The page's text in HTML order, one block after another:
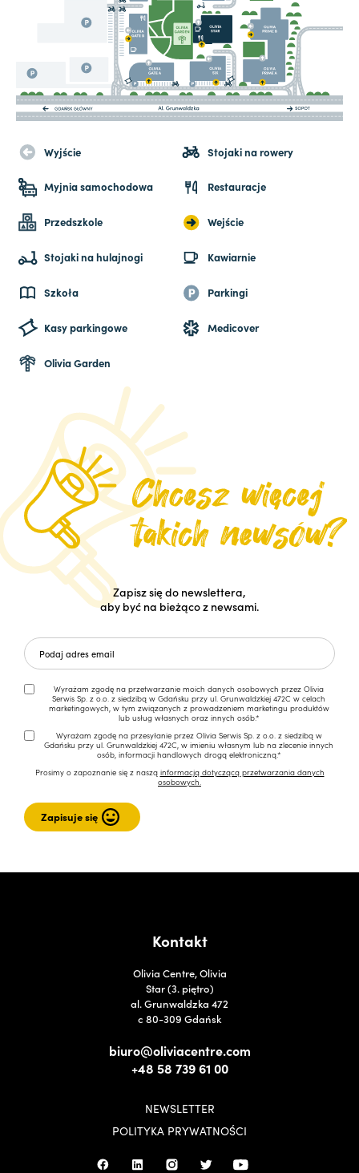
Wyjście Stojaki na rowery
Myjnia samochodowa Restauracje
Przedszkole Wejście
Stojaki na hulajnogi Kawiarnie
Szkoła Parkingi
Kasy parkingowe Medicover
Olivia Garden
Zapisz się do newslettera,
aby być na bieżąco z newsami.
Wyrażam zgodę na przetwarzanie moich danych osobowych przez Olivia
Serwis Sp. z o.o. z siedzibą w Gdańsku przy ul. Grunwaldzkiej 472C w celach
marketingowych, w tym związanych z prowadzeniem marketingu produktów
lub usług własnych oraz innych osób.*
Wyrażam zgodę na przesyłanie przez Olivia Serwis Sp. z o.o. z siedzibą w
Gdańsku przy ul. Grunwaldzkiej 472C, w imieniu własnym lub na zlecenie innych
osób, informacji handlowych drogą elektroniczną.*
Prosimy o zapoznanie się z naszą informacją dotyczącą przetwarzania danych
osobowych.
Kontakt
Olivia Centre, Olivia
Star (3. piętro)
al. Grunwaldzka 472
c 80-309 Gdańsk
biuro@oliviacentre.com
+48 58 739 61 00
NEWSLETTER
POLITYKA PRYWATNOŚCI